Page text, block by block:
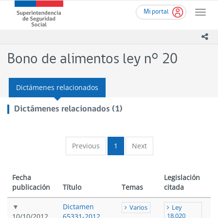
contenido
Mi portal
Toggle
Superintendencia
de
-
de
Chile
Bono de alimentos ley n° 20
Dictámenes relacionados
Dictámenes relacionados (1)
Previous 1 Next
Fecha
publicación
Título Temas
Legislación
citada
10/10/2012
Dictamen
65331-2012
Varios
Ley
18.020